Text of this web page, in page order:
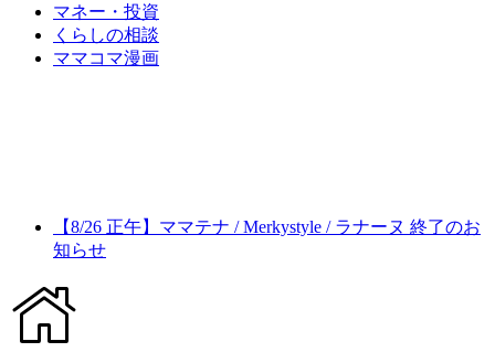
マネー・投資
くらしの相談
ママコマ漫画
【8/26 正午】ママテナ / Merkystyle / ラナーヌ 終了のお
知らせ